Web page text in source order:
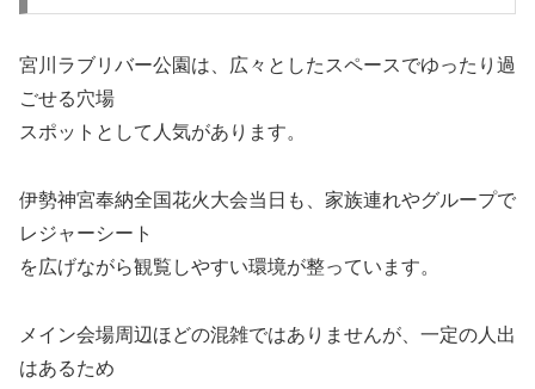
宮川ラブリバー公園は、広々としたスペースでゆったり過
ごせる穴場
スポットとして人気があります。
伊勢神宮奉納全国花火大会当日も、家族連れやグループで
レジャーシート
を広げながら観覧しやすい環境が整っています。
メイン会場周辺ほどの混雑ではありませんが、一定の人出
はあるため